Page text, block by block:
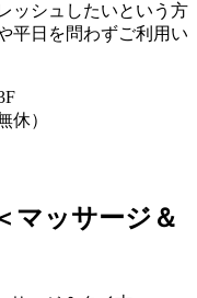
ッシュしたいという方
平日を問わずご利用い
休）
マッサージ＆